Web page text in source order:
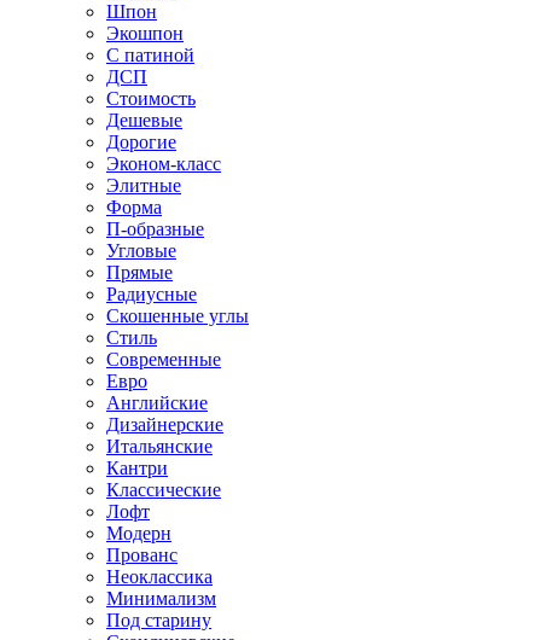
Шпон
Экошпон
С патиной
ДСП
Стоимость
Дешевые
Дорогие
Эконом-класс
Элитные
Форма
П-образные
Угловые
Прямые
Радиусные
Скошенные углы
Стиль
Современные
Евро
Английские
Дизайнерские
Итальянские
Кантри
Классические
Лофт
Модерн
Прованс
Неоклассика
Минимализм
Под старину